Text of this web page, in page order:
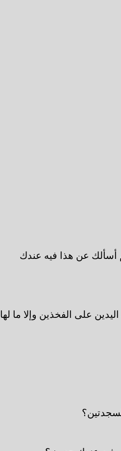
عن هذا فيه عندك
على الفخذين وإلا ما لها